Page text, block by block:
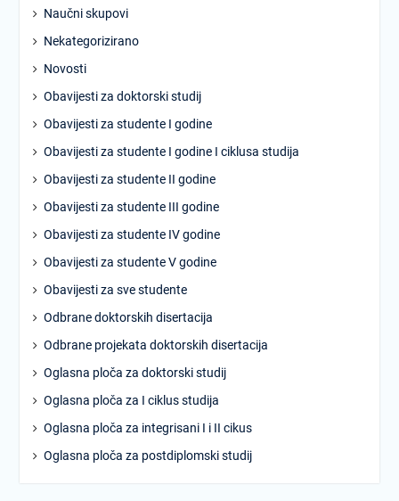
Naučni skupovi
Nekategorizirano
Novosti
Obavijesti za doktorski studij
Obavijesti za studente I godine
Obavijesti za studente I godine I ciklusa studija
Obavijesti za studente II godine
Obavijesti za studente III godine
Obavijesti za studente IV godine
Obavijesti za studente V godine
Obavijesti za sve studente
Odbrane doktorskih disertacija
Odbrane projekata doktorskih disertacija
Oglasna ploča za doktorski studij
Oglasna ploča za I ciklus studija
Oglasna ploča za integrisani I i II cikus
Oglasna ploča za postdiplomski studij